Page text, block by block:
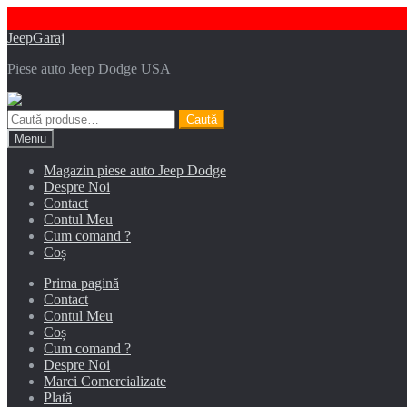
Sari
navigare
Sari
conținut
JeepGaraj
Piese auto Jeep Dodge USA
Caută
după:
Caută
Meniu
Magazin piese auto Jeep Dodge
Despre Noi
Contact
Contul Meu
Cum comand ?
Coș
Prima pagină
Contact
Contul Meu
Coș
Cum comand ?
Despre Noi
Marci Comercializate
Plată